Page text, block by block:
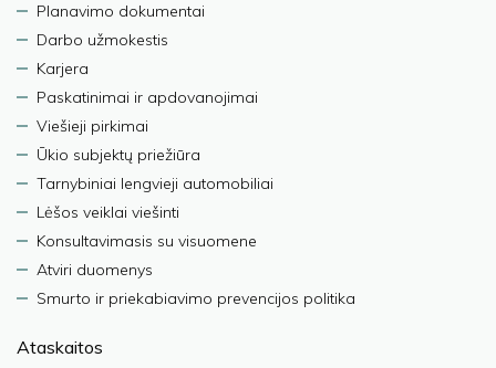
Planavimo dokumentai
Darbo užmokestis
Karjera
Paskatinimai ir apdovanojimai
Viešieji pirkimai
Ūkio subjektų priežiūra
Tarnybiniai lengvieji automobiliai
Lėšos veiklai viešinti
Konsultavimasis su visuomene
Atviri duomenys
Smurto ir priekabiavimo prevencijos politika
Ataskaitos